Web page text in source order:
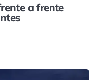
a frente